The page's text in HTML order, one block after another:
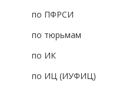
по ПФРСИ
по тюрьмам
по ИК
по ИЦ (ИУФИЦ)